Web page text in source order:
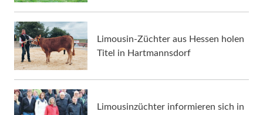
Limousin-Züchter aus Hessen holen
Titel in Hartmannsdorf
Limousinzüchter informieren sich in